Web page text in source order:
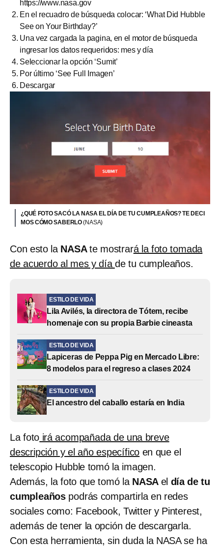
https://www.nasa.gov
En el recuadro de búsqueda colocar: ‘What Did Hubble
See on Your Birthday?’
Una vez cargada la pagina, en el motor de búsqueda
ingresar los datos requeridos: mes y día
Seleccionar la opción ‘Sumit’
Por último ‘See Full Imagen’
Descargar
¿QUÉ FOTO SACÓ LA NASA EL DÍA DE TU CUMPLEAÑOS? TE DECI
MOS CÓMO SABERLO(NASA)
Con esto la NASAte mostrará la foto tomada
de acuerdo al mes y día de tu cumpleaños.
ESTILO DE VIDA
Lila Avilés, la directora de Tótem, recibe
homenaje con su propia Barbie cineasta
ESTILO DE VIDA
Lapiceras de Peppa Pig en Mercado Libre:
8 modelos para el regreso a clases 2024
ESTILO DE VIDA
El ancestro del caballo estaría en India
La foto irá acompañada de una breve
descripción y el año específico en que el
telescopio Hubble tomó la imagen.
Además, la foto que tomó la NASA el día de tu
cumpleaños podrás compartirla en redes
sociales como: Facebook, Twitter y Pinterest,
además de tener la opción de descargarla.
Con esta herramienta, sin duda la NASA se ha